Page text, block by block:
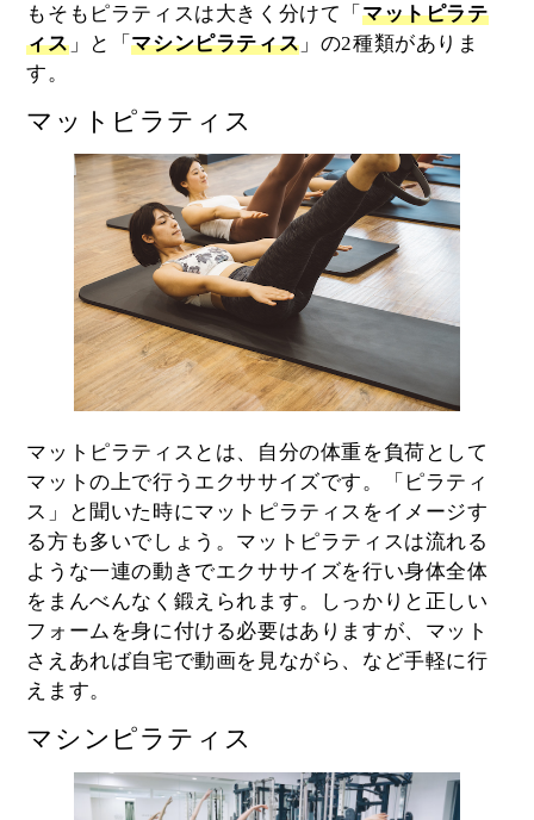
もそもピラティスは大きく分けて「 マットピラテ
ィス」と「マシンピラティス 」の2種類がありま
す。
マットピラティス
マットピラティスとは、自分の体重を負荷として
マットの上で行うエクササイズです。「ピラティ
ス」と聞いた時にマットピラティスをイメージす
る方も多いでしょう。マットピラティスは流れる
ような一連の動きでエクササイズを行い身体全体
をまんべんなく鍛えられます。しっかりと正しい
フォームを身に付ける必要はありますが、マット
さえあれば自宅で動画を見ながら、など手軽に行
えます。
マシンピラティス